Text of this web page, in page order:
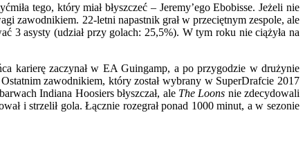
tego, który miał błyszczeć – Jeremy’ego Ebobisse. Jeżeli nie
zawodnikiem. 22-letni napastnik grał w przeciętnym zespole, ale
3 asysty (udział przy golach: 25,5%). W tym roku nie ciążyła na
karierę zaczynał w EA Guingamp, a po przygodzie w drużynie
zawodnikiem, który został wybrany w SuperDrafcie 2017
Indiana Hoosiers błyszczał, ale The Loons nie zdecydowali
i strzelił gola. Łącznie rozegrał ponad 1000 minut, a w sezonie